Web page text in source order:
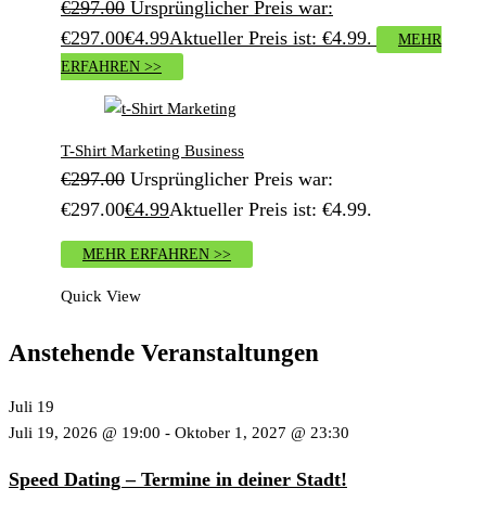
€297.00 Ursprünglicher Preis war:
€297.00€4.99Aktueller Preis ist: €4.99.
MEHR
ERFAHREN >>
T-Shirt Marketing Business
€297.00 Ursprünglicher Preis war:
€297.00€4.99Aktueller Preis ist: €4.99.
MEHR ERFAHREN >>
Quick View
Anstehende Veranstaltungen
Juli 19
Juli 19, 2026 @ 19:00 - Oktober 1, 2027 @ 23:30
Speed Dating – Termine in deiner Stadt!